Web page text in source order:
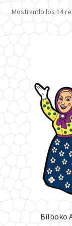
Mostrando los 14
Bilboko